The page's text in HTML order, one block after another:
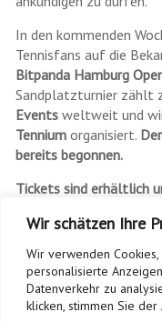
Wir schätzen Ihre
Wir verwenden
personalisierte
Datenverkehr zu
klicken, stimmen Sie
In den kommenden
Tennisfans auf die
Bitpanda Hamburg
Sandplatzturnier zählt
Events weltweit und
Tennium organisiert.
bereits begonnen.
Tickets sind erhältlich
onlineshop.com/ols/
←Kolumne Frank